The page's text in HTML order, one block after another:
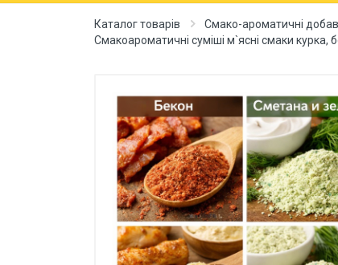
Ароматизатори
Харчова сировина
Барвники харчові
Каталог товарів Смако-ароматичні
Смакоароматичні суміші м`ясні смаки курка,